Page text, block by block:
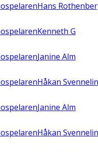
Hans
Kenneth G
Janine Alm
Håkan
Janine Alm
Håkan